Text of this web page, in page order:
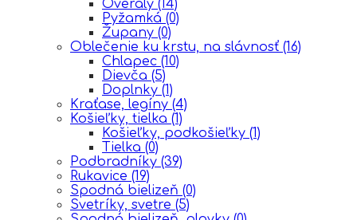
Overály (14)
Pyžamká (0)
Župany (0)
Oblečenie ku krstu, na slávnosť (16)
Chlapec (10)
Dievča (5)
Doplnky (1)
Kraťase, legíny (4)
Košieľky, tielka (1)
Košieľky, podkošieľky (1)
Tielka (0)
Podbradníky (39)
Rukavice (19)
Spodná bielizeň (0)
Svetríky, svetre (5)